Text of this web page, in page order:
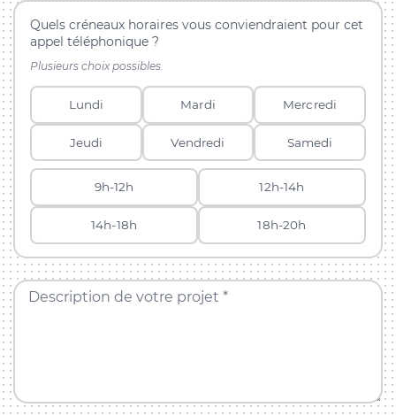
Quels créneaux horaires vous conviendraient pour cet
appel téléphonique ?
Plusieurs choix possibles.
Lundi Mardi Mercredi
Jeudi Vendredi Samedi
9h-12h 12h-14h
14h-18h 18h-20h
Description de votre projet *